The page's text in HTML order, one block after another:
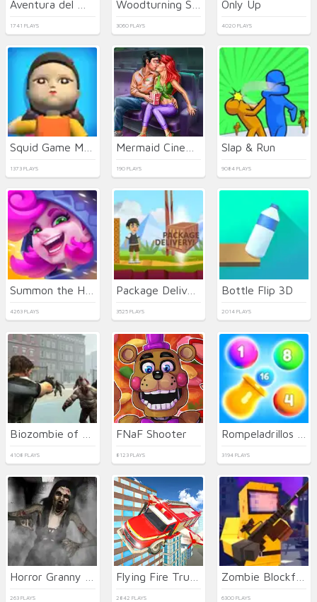
1741 PLAYS 3060 PLAYS
Only Up
4020 PLAYS
1373 PLAYS 190 PLAYS
Slap & Run
9084 PLAYS
4263 PLAYS
Package Delivery
3525 PLAYS
Bottle Flip 3D
2014 PLAYS
4108 PLAYS
FNaF Shooter
8123 PLAYS 3194 PLAYS
263 PLAYS 2842 PLAYS 6300 PLAYS